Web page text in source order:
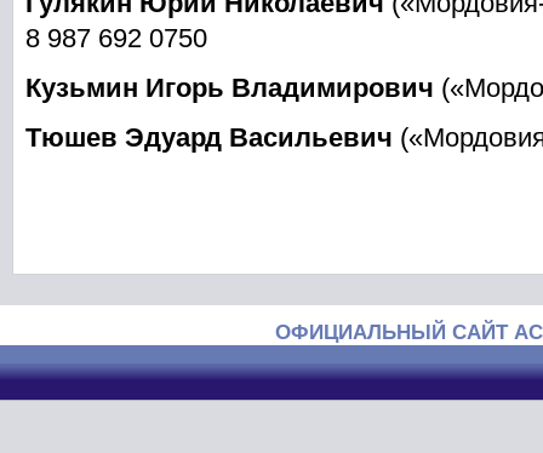
8 987 692 0750
Кузьмин Игорь Владимирович
Тюшев Эдуард Васильевич
ОФИЦИАЛЬНЫЙ САЙТ